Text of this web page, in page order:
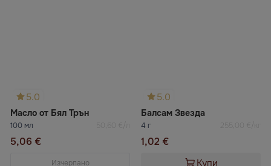
5.0
Масло от Бял Трън
100 мл 50,60 €/л
5,06 €
Изчерпано
5.0
Балсам Звезда
4 г 255,00 €/кг
1,02 €
Купи